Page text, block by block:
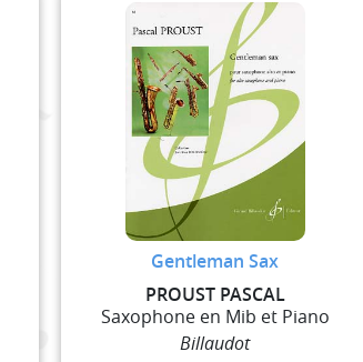
Gentleman Sax
PROUST PASCAL
Saxophone en Mib et Piano
Billaudot